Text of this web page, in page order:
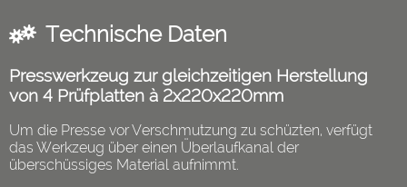
Technische Daten
Presswerkzeug zur gleichzeitigen Herstellung
von 4 Prüfplatten à 2x220x220mm
Um die Presse vor Verschmutzung zu schüzten, verfügt
das Werkzeug über einen Überlaufkanal der
überschüssiges Material aufnimmt.